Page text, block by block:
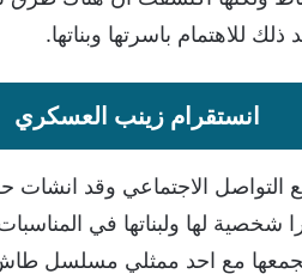
للاهتمام باسرتها وبناتها.
انستقرام زينب العسكري
التواصل الاجتماعي وقد انشات
لها ولبناتها في المناسبات
يجمعها مع احد ممثلي مسلسل